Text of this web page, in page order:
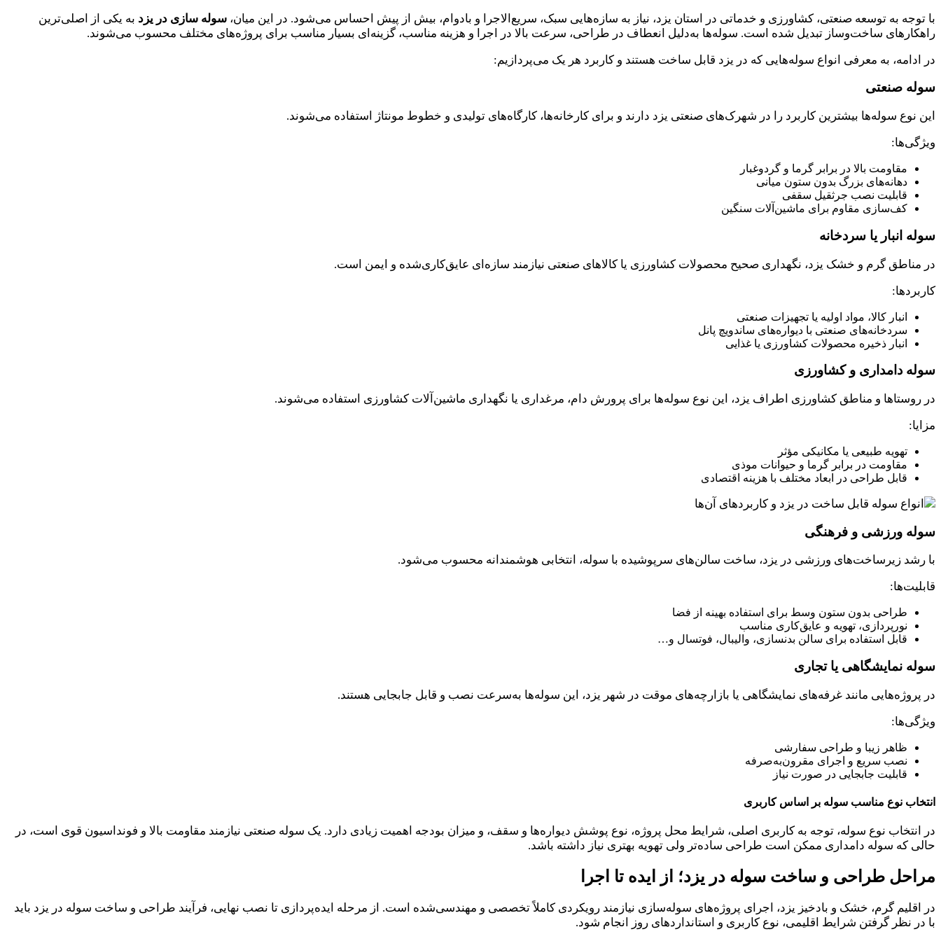
با توجه به توسعه صنعتی، کشاورزی و خدماتی در استان یزد، نیاز به سازه‌هایی سبک، سریع‌الاجرا و بادوام، بیش از پیش احساس می‌شود. در این میان، سوله‌ سازی در یزد به یکی از اصلی‌ترین
راهکارهای ساخت‌وساز تبدیل شده است. سوله‌ها به‌دلیل انعطاف در طراحی، سرعت بالا در اجرا و هزینه مناسب، گزینه‌ای بسیار مناسب برای پروژه‌های مختلف محسوب می‌شوند.
در ادامه، به معرفی انواع سوله‌هایی که در یزد قابل ساخت هستند و کاربرد هر یک می‌پردازیم:
سوله صنعتی
این نوع سوله‌ها بیشترین کاربرد را در شهرک‌های صنعتی یزد دارند و برای کارخانه‌ها، کارگاه‌های تولیدی و خطوط مونتاژ استفاده می‌شوند.
ویژگی‌ها:
مقاومت بالا در برابر گرما و گردوغبار
دهانه‌های بزرگ بدون ستون میانی
قابلیت نصب جرثقیل سقفی
کف‌سازی مقاوم برای ماشین‌آلات سنگین
سوله انبار یا سردخانه
در مناطق گرم و خشک یزد، نگهداری صحیح محصولات کشاورزی یا کالاهای صنعتی نیازمند سازه‌ای عایق‌کاری‌شده و ایمن است.
کاربردها:
انبار کالا، مواد اولیه یا تجهیزات صنعتی
سردخانه‌های صنعتی با دیواره‌های ساندویچ پانل
انبار ذخیره محصولات کشاورزی یا غذایی
سوله دامداری و کشاورزی
در روستاها و مناطق کشاورزی اطراف یزد، این نوع سوله‌ها برای پرورش دام، مرغداری یا نگهداری ماشین‌آلات کشاورزی استفاده می‌شوند.
مزایا:
تهویه طبیعی یا مکانیکی مؤثر
مقاومت در برابر گرما و حیوانات موذی
قابل طراحی در ابعاد مختلف با هزینه اقتصادی
سوله ورزشی و فرهنگی
با رشد زیرساخت‌های ورزشی در یزد، ساخت سالن‌های سرپوشیده با سوله، انتخابی هوشمندانه محسوب می‌شود.
قابلیت‌ها:
طراحی بدون ستون وسط برای استفاده بهینه از فضا
نورپردازی، تهویه و عایق‌کاری مناسب
قابل استفاده برای سالن بدنسازی، والیبال، فوتسال و…
سوله نمایشگاهی یا تجاری
در پروژه‌هایی مانند غرفه‌های نمایشگاهی یا بازارچه‌های موقت در شهر یزد، این سوله‌ها به‌سرعت نصب و قابل جابجایی هستند.
ویژگی‌ها:
ظاهر زیبا و طراحی سفارشی
نصب سریع و اجرای مقرون‌به‌صرفه
قابلیت جابجایی در صورت نیاز
انتخاب نوع مناسب سوله بر اساس کاربری
در انتخاب نوع سوله، توجه به کاربری اصلی، شرایط محل پروژه، نوع پوشش دیواره‌ها و سقف، و میزان بودجه اهمیت زیادی دارد. یک سوله صنعتی نیازمند مقاومت بالا و فونداسیون قوی است، در
حالی که سوله دامداری ممکن است طراحی ساده‌تر ولی تهویه بهتری نیاز داشته باشد.
مراحل طراحی و ساخت سوله در یزد؛ از ایده تا اجرا
در اقلیم گرم، خشک و بادخیز یزد، اجرای پروژه‌های سوله‌سازی نیازمند رویکردی کاملاً تخصصی و مهندسی‌شده است. از مرحله ایده‌پردازی تا نصب نهایی، فرآیند طراحی و ساخت سوله در یزد باید
با در نظر گرفتن شرایط اقلیمی، نوع کاربری و استانداردهای روز انجام شود.